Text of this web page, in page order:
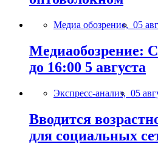
Медиа обозрение, 05
Медиаобозрение: С
до 16:00 5 августа
Экспресс-анализ, 05
Вводится
для социальных